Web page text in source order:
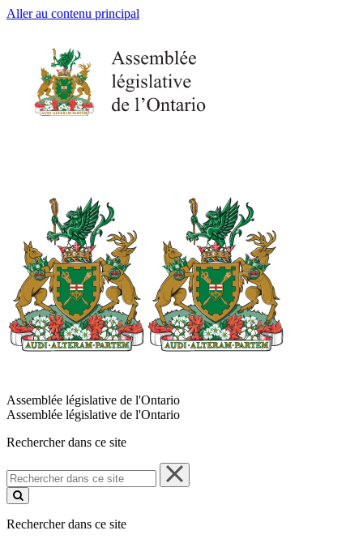
Aller au contenu principal
Assemblée législative de l'Ontario
Assemblée législative de l'Ontario
Rechercher dans ce site
Rechercher
dans
ce
Rechercher dans ce site